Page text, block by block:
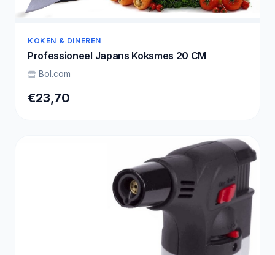
KOKEN & DINEREN
Professioneel Japans Koksmes 20 CM
Bol.com
€23,70